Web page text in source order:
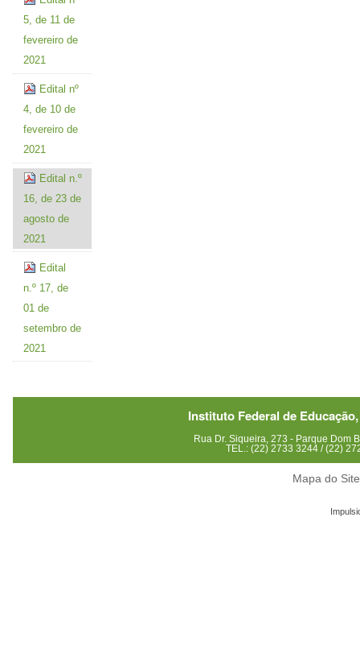
5, de 11 de
fevereiro de
2021
Edital nº
4, de 10 de
fevereiro de
2021
Edital n.º
16, de 23 de
agosto de
2021
Edital
n.º 17, de
01 de
setembro de
2021
Instituto Federal de
Rua Dr. Siqueira, 273 - Parque Dom
TEL.: (22) 2733 3244 / (22)
Mapa do Site